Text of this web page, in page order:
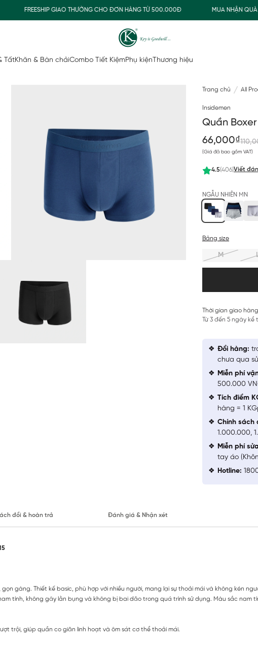
FREESHIP GIAO THƯỜNG CHO ĐƠN HÀNG TỪ 500.000Đ MUA NHẬN QUÀ
TấtKhăn & Bàn chảiCombo Tiết KiệmPhụ kiện Thương hiệu
Trang chủ All
Insidemen
Quần
66,000₫
(Giá đã bao gồm VAT)
4.5(406)Viết
NGẪU NHIÊN MN
Bảng size
M
Thời gian giao
Từ 3 đến 5 ngày
Đổi hàng:
chưa qua
Miễn phí
500.000
Tích điểm
hàng = 1
Chính sách
1.000.000,
Miễn phí
tay áo
Hotline:
đổi & hoàn trả Đánh giá & Nhận xét
gàng. Thiết kế basic, phù hợp với nhiều người, mang lại sự thoải mái và không kén
tính, không gây lằn bụng và không bị bai dão trong quá trình sử dụng. Màu sắc nam
trội, giúp quần co giãn linh hoạt và ôm sát cơ thể thoải mái.